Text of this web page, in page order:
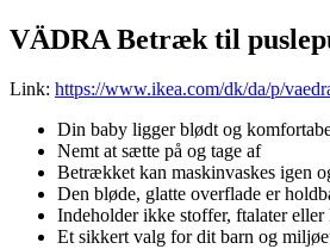
VÄDRA Betræk til
Link: https://www.ikea.com/dk/da/p/
Din baby ligger blødt og
Nemt at sætte på og tage af
Betrækket kan maskinvaskes igen
Den bløde, glatte overflade er
Indeholder ikke stoffer, ftalater
Et sikkert valg for dit barn og